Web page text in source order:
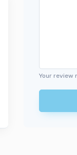
Your review